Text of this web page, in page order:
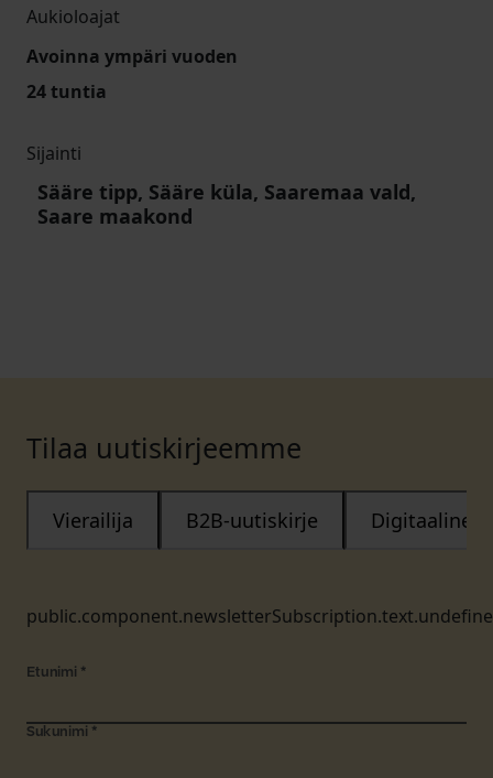
Aukioloajat
Avoinna ympäri vuoden
24 tuntia
Sijainti
Sääre tipp, Sääre küla, Saaremaa vald,
Saare maakond
Tilaa uutiskirjeemme
Vierailija B2B-uutiskirje Digitaalinen
Etunimi *
Sukunimi *